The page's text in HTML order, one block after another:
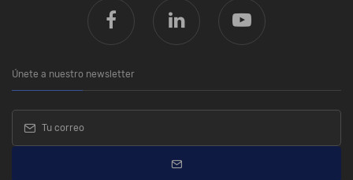
Únete a nuestro newsletter